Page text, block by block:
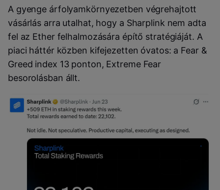
A gyenge árfolyamkörnyezetben végrehajtott
vásárlás arra utalhat, hogy a Sharplink nem adta
fel az Ether felhalmozására építő stratégiáját. A
piaci háttér közben kifejezetten óvatos: a Fear &
Greed index 13 ponton, Extreme Fear
besorolásban állt.